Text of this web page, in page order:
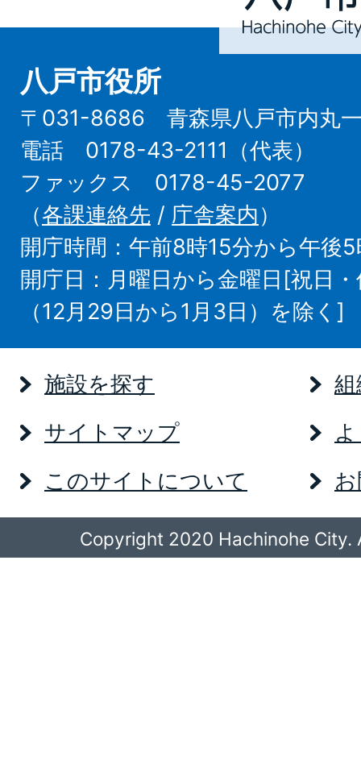
City
八戸市役所
〒031-8686 青森県八戸市内丸一
電話 0178-43-2111（代表）
ファックス 0178-45-2077
（各課連絡先 / 庁舎案内）
開庁時間：午前8時15分から午後5
開庁日：月曜日から金曜日[祝日
（12月29日から1月3日）を除く]
施設を探す
サイトマップ
このサイトについて
Copyright 2020 Hachinohe City.